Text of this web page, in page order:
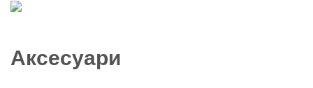
Аксесуари